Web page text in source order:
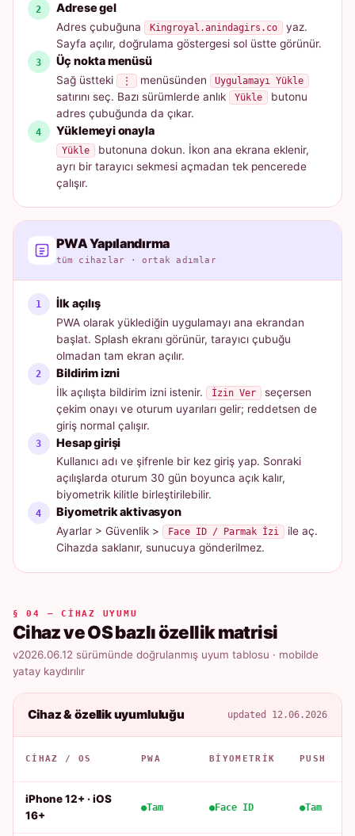
Adrese gel
Adres çubuğuna Kingroyal.anindagirs.co
yaz.
Sayfa açılır, doğrulama göstergesi sol üstte görünür.
Üç nokta menüsü
Sağ üstteki ⋮ menüsünden Uygulamayı Yükle
satırını seç. Bazı sürümlerde anlık Yükle
butonu
adres çubuğunda da çıkar.
Yüklemeyi onayla
Yükle
butonuna dokun. İkon ana ekrana eklenir,
ayrı bir tarayıcı sekmesi açmadan tek pencerede
çalışır.
PWA Yapılandırma
tüm cihazlar · ortak adımlar
İlk açılış
PWA olarak yüklediğin uygulamayı ana ekrandan
başlat. Splash ekranı görünür, tarayıcı çubuğu
olmadan tam ekran açılır.
Bildirim izni
İlk açılışta bildirim izni istenir. İzin Ver
seçersen
çekim onayı ve oturum uyarıları gelir; reddetsen de
giriş normal çalışır.
Hesap girişi
Kullanıcı adı ve şifrenle bir kez giriş yap. Sonraki
açılışlarda oturum 30 gün boyunca açık kalır,
biyometrik kilitle birleştirilebilir.
Biyometrik aktivasyon
Ayarlar > Güvenlik > Face ID / Parmak İzi
ile aç.
Cihazda saklanır, sunucuya gönderilmez.
§ 04 — CIHAZ UYUMU
Cihaz ve OS bazlı özellik matrisi
v2026.06.12 sürümünde doğrulanmış uyum tablosu · mobilde
yatay kaydırılır
Cihaz & özellik uyumluluğu updated 12.06.2026
CIHAZ / OS PWA BIYOMETRIK PUSH
iPhone 12+ · iOS
16+
Tam Face ID Tam